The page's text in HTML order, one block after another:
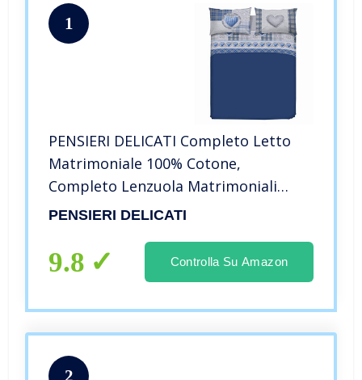
1
PENSIERI DELICATI Completo Letto
Matrimoniale 100% Cotone,
Completo Lenzuola Matrimoniali
180×200 Comprensivo di Lenzuolo
Fantasia Love Mountain Blu
PENSIERI DELICATI
9.8 Controlla Su Amazon